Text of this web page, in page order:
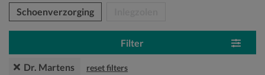
over
Schoenverzorging
Filter
Dr. Martens reset filters